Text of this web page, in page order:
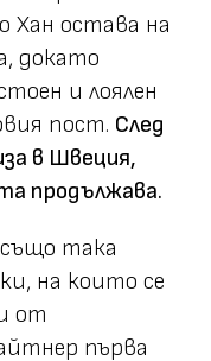
Хан остава на
докато
и лоялен
пост. След
в Швеция,
продължава.
така
на които се
от
първа